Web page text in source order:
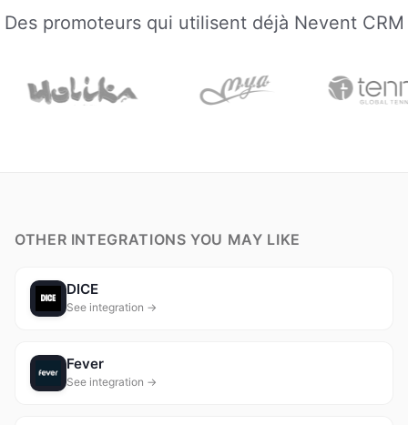
Des promoteurs qui utilisent déjà Nevent CRM
OTHER INTEGRATIONS YOU MAY LIKE
DICE
See integration →
Fever
See integration →